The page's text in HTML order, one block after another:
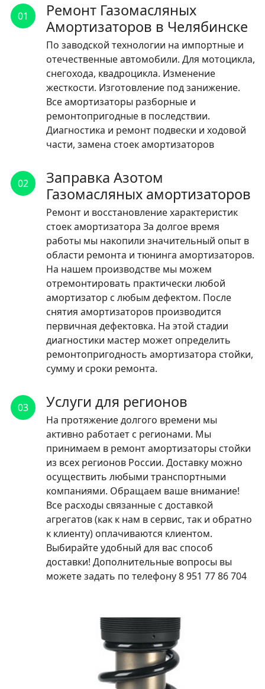
отечественные
автомобили.
ЧИТАТЬ
01
Ремонт Газомасляных
Амортизаторов в Челябинске
По заводской технологии на импортные и
отечественные автомобили. Для мотоцикла,
снегохода, квадроцикла. Изменение
жесткости. Изготовление под занижение.
Все амортизаторы разборные и
ремонтопригодные в последствии.
Диагностика и ремонт подвески и ходовой
части, замена стоек амортизаторов
02
Заправка Азотом
Газомасляных амортизаторов
Ремонт и восстановление характеристик
стоек амортизатора За долгое время
работы мы накопили значительный опыт в
области ремонта и тюнинга амортизаторов.
На нашем производстве мы можем
отремонтировать практически любой
амортизатор с любым дефектом. После
снятия амортизаторов производится
первичная дефектовка. На этой стадии
диагностики мастер может определить
ремонтопригодность амортизатора стойки,
сумму и сроки ремонта.
03 Услуги для регионов
На протяжение долгого времени мы
активно работает с регионами. Мы
принимаем в ремонт амортизаторы стойки
из всех регионов России. Доставку можно
осуществить любыми транспортными
компаниями. Обращаем ваше внимание!
Все расходы связанные с доставкой
агрегатов (как к нам в сервис, так и обратно
к клиенту) оплачиваются клиентом.
Выбирайте удобный для вас способ
доставки! Дополнительные вопросы вы
можете задать по телефону 8 951 77 86 704